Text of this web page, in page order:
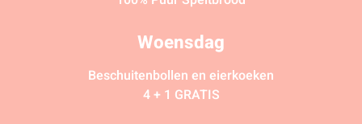
Woensdag
Beschuitenbollen en eierkoeken
4 + 1 GRATIS